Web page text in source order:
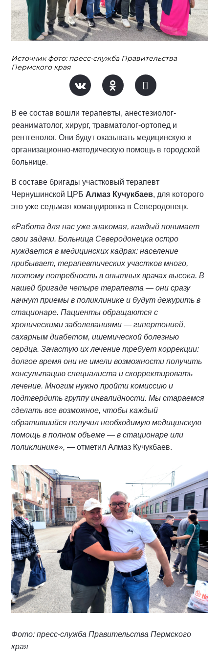
Источник фото: пресс-служба Правительства
Пермского края
В ее состав вошли терапевты, анестезиолог-
реаниматолог, хирург, травматолог-ортопед и
рентгенолог. Они будут оказывать медицинскую и
организационно-методическую помощь в городской
больнице.
В составе бригады участковый терапевт
Чернушинской ЦРБ Алмаз Кучукбаев, для которого
это уже седьмая командировка в Северодонецк.
«Работа для нас уже знакомая, каждый понимает
свои задачи. Больница Северодонецка остро
нуждается в медицинских кадрах: население
прибывает, терапевтических участков много,
поэтому потребность в опытных врачах высока. В
нашей бригаде четыре терапевта — они сразу
начнут приемы в поликлинике и будут дежурить в
стационаре. Пациенты обращаются с
хроническими заболеваниями — гипертонией,
сахарным диабетом, ишемической болезнью
сердца. Зачастую их лечение требует коррекции:
долгое время они не имели возможности получить
консультацию специалиста и скорректировать
лечение. Многим нужно пройти комиссию и
подтвердить группу инвалидности. Мы стараемся
сделать все возможное, чтобы каждый
обратившийся получил необходимую медицинскую
помощь в полном объеме — в стационаре или
поликлинике», — отметил Алмаз Кучукбаев.
Фото: пресс-служба Правительства Пермского
края